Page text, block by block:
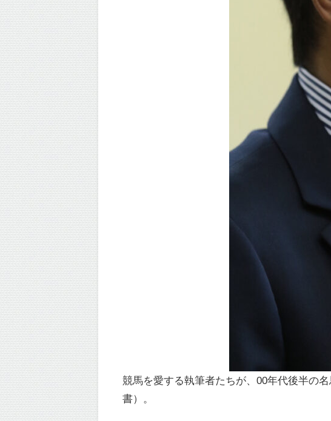
競馬を愛する執筆者たちが、00年代後半の
書）。